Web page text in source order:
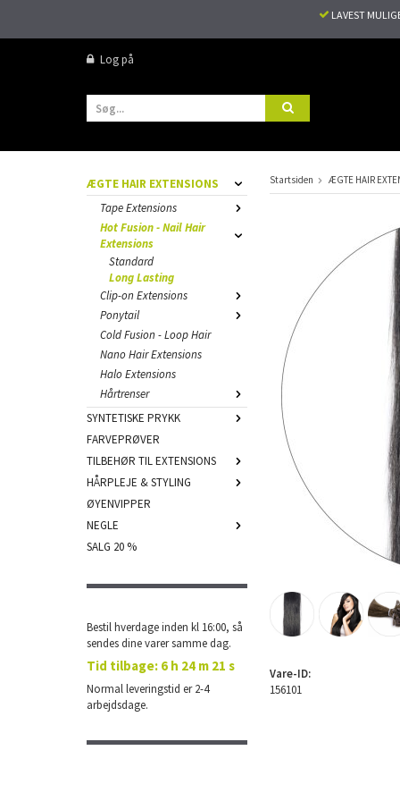
LAVEST
Log på
ÆGTE HAIR EXTENSIONS
Tape Extensions
Hot Fusion - Nail Hair
Extensions
Standard
Long Lasting
Clip-on Extensions
Ponytail
Cold Fusion - Loop Hair
Nano Hair Extensions
Halo Extensions
Hårtrenser
SYNTETISKE PRYKK
FARVEPRØVER
TILBEHØR TIL EXTENSIONS
HÅRPLEJE & STYLING
ØYENVIPPER
NEGLE
SALG 20 %
Bestil hverdage inden kl 16:00, så
sendes dine varer samme dag.
Tid tilbage: 6 h 24 m 21 s
Normal leveringstid er 2-4
arbejdsdage.
Startsiden ÆGTE HAIR
Vare-ID:
156101